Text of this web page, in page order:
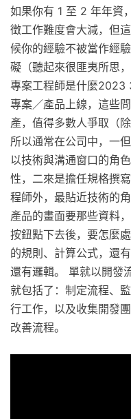
如果你有 1 至 2 年年資
徵工作難度會大減，但
候你的經驗不被當作經
礙（聽起來很匪夷所思
專案工程師是什麼2023
專案／產品上線，這些
產，值得多數人爭取（
所以通常在公司中，一
以技術與溝通窗口的角
性，二來是擔任規格撰
程師外，最貼近技術的
產品的畫面要那些資料
按鈕點下去後，要怎麼
的規則、計算公式，還
還有邏輯。 單就以開發
就包括了：制定流程、
行工作，以及收集開發
改善流程。